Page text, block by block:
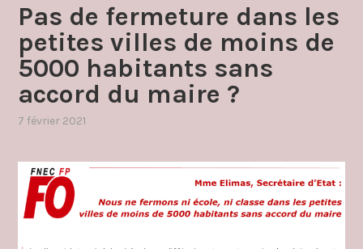
Pas de fermeture dans les
petites villes de moins de
5000 habitants sans
accord du maire ?
7 février 2021
communique